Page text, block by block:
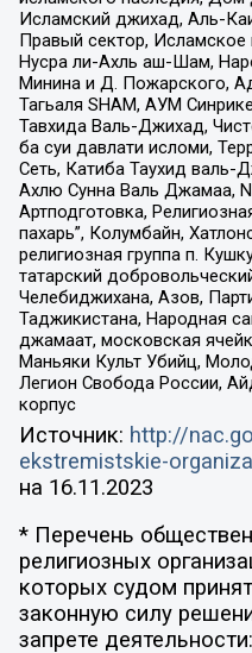
Исламский джихад, Аль-
Правый сектор,
Нусра ли-Ахль аш-Шам,
Минина и Д. Пожарского,
Тагьаля SHAM, АУМ
Тавхида Валь-Джихад,
ба суи давлати исломи,
Сеть, Катиба Таухид
Ахлю Сунна Валь Джамаа,
Артподготовка,
пахарь”, Колумбайн,
религиозная группа п.
татарский
Челебиджихана, Азов,
Таджикистана, Народная
джамаат, московская
Маньяки Культ Убийц,
Легион Свобода России,
корпус
Источник: http://
ekstremistskie-
на 16.11.2023
* Перечень
религиозных
которых судом
законную силу
запрете деятельности: